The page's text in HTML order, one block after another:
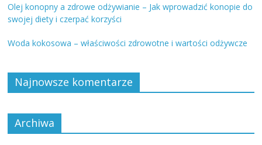
Olej konopny a zdrowe odżywianie – Jak wprowadzić konopie do
swojej diety i czerpać korzyści
Woda kokosowa – właściwości zdrowotne i wartości odżywcze
Najnowsze komentarze
Archiwa